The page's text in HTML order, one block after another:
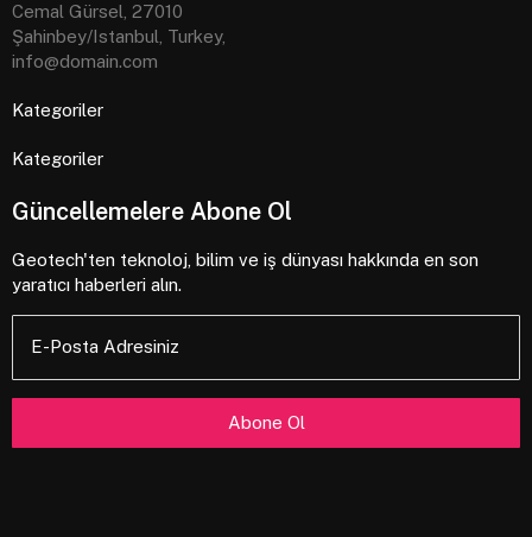
Cemal Gürsel, 27010
Şahinbey/Istanbul, Turkey,
info@domain.com
Kategoriler
Kategoriler
Güncellemelere Abone Ol
Geotech'ten teknoloj, bilim ve iş dünyası hakkında en son
yaratıcı haberleri alın.
E-Posta Adresiniz